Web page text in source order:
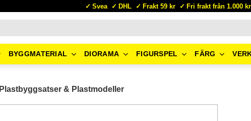
Svea DHL Frakt 59 kr Fri frakt från 1.000 kr
BYGGMATERIAL DIORAMA FIGURSPEL FÄRG
Plastbyggsatser & Plastmodeller